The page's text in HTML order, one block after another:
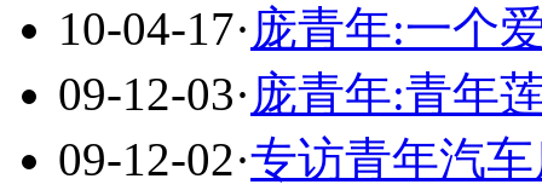
10-04-17· 庞青年:一个
09-12-03· 庞青年:青年
09-12-02·专访青年汽